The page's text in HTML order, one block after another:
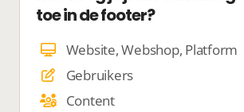
toe in de footer?
Website, Webshop, Platform
Gebruikers
Content